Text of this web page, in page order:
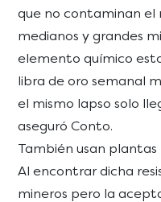
que no contaminan el
medianos y grandes
elemento químico
libra de oro semanal
el mismo lapso solo
aseguró Conto.
También usan plantas
Al encontrar dicha
mineros pero la